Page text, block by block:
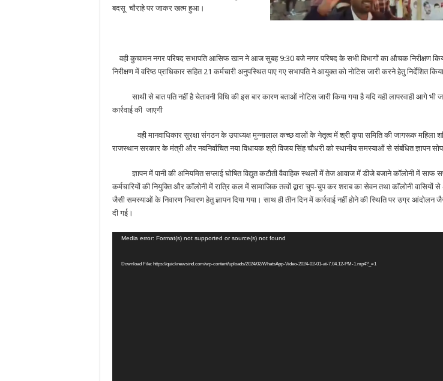
बदसू चौराहे पर जाकर खत्म हुआ।
वही कुचामन नगर परिषद सभापति आसिफ खान ने आज सुबह 9:30 बजे नगर परिषद के सभी विभागों का औचक निरीक्षण
निरीक्षण में वरिष्ठ प्राधिकार सहित 21 कर्मचारी अनुपस्थित पाए गए सभापति ने आयुक्त को नोटिस जारी करने हेतु निर्देशित
साथी से बात पति नहीं है चेतावनी विधि की इस बार कारण बताओं नोटिस जारी किया गया है यदि यही लापरवाही आगे भी
कार्रवाई की जाएगी
वही मानवाधिकार सुरक्षा संगठन के उपाध्यक्ष मुन्नालाल कच्छ वालों के नेतृत्व में श्री कृपा समिति की जागरूक महिला
राजस्थान सरकार के मंत्री और नवनिर्वाचित नया विधायक श्री विजय सिंह चौधरी को स्थानीय समस्याओं से संबंधित ज्ञापन
ज्ञापन में पानी की अनियमित सप्लाई घोषित विद्युत कटौती वैवाहिक स्थलों में तेज आवाज में डीजे बजाने कॉलोनी में साफ
कर्मचारियों की नियुक्ति और कॉलोनी में रात्रि कल में सामाजिक तत्वों द्वारा चुप-चुप कर शराब का सेवन तथा कॉलोनी वासियों
जैसी समस्याओं के निवारण निवारण हेतु ज्ञापन दिया गया। साथ ही तीन दिन में कार्रवाई नहीं होने की स्थिति पर उग्र आंदोलन
दी गई।
Video
Media error: Format(s) not supported or source(s) not found
Download File: https://quicknewsind.com/wp-content/uploads/2024/02/WhatsApp-Video-2024-02-01-at-7.04.12-PM-1.mp4?_=1